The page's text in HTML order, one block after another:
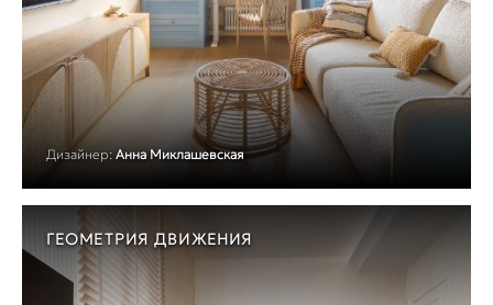
Дизайнер: Анна Миклашевская
ГЕОМЕТРИЯ ДВИЖЕНИЯ